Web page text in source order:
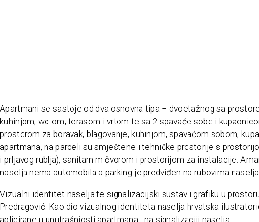
Apartmani se sastoje od dva osnovna tipa – dvoetažnog sa
kuhinjom, wc-om, terasom i vrtom te sa 2 spavaće sobe i
prostorom za boravak, blagovanje, kuhinjom, spavaćom sobom,
apartmana, na parceli su smještene i tehničke prostorije s
i prljavog rublja), sanitarnim čvorom i prostorijom za instalacije.
naselja nema automobila a parking je predviđen na rubovima
Vizualni identitet naselja te signalizacijski sustav i grafiku u
Predragović. Kao dio vizualnog identiteta naselja hrvatska
aplicirane u unutrašnjosti apartmana i na signalizaciji naselja.